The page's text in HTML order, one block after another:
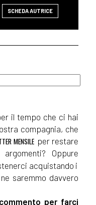
SCHEDA AUTRICE
il tempo che ci hai
compagnia, che
MENSILE per restare
Oppure
acquistando i
saremmo davvero
per farci